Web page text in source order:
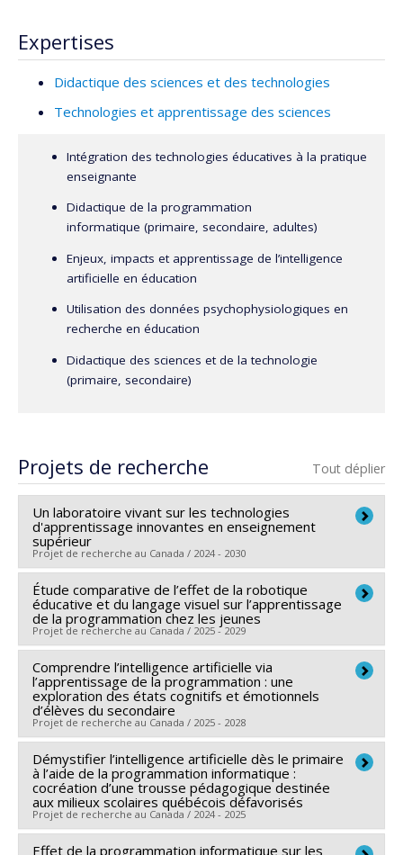
Expertises
Didactique des sciences et des technologies
Technologies et apprentissage des sciences
Intégration des technologies éducatives à la pratique
enseignante
Didactique de la programmation
informatique (primaire, secondaire, adultes)
Enjeux, impacts et apprentissage de l’intelligence
artificielle en éducation
Utilisation des données psychophysiologiques en
recherche en éducation
Didactique des sciences et de la technologie
(primaire, secondaire)
Projets de recherche Tout déplier
Un laboratoire vivant sur les technologies
d'apprentissage innovantes en enseignement
supérieur
Projet de recherche au Canada / 2024 - 2030
Sources de financement :CRSH/Conseil de recherches
en sciences humaines du Canada
Programmes de subvention :PV128152-Subvention
de partenariat
Étude comparative de l’effet de la robotique
éducative et du langage visuel sur l’apprentissage
de la programmation chez les jeunes
Projet de recherche au Canada / 2025 - 2029
Chercheur principal : Hugo G. Lapierre
Sources de financement :FRQSC/Fonds de recherche
du Québec - Société et culture (FQRSC)
Programmes de subvention :PV113813-(NP) Soutien
à la recherche pour la relève professorale
Comprendre l’intelligence artificielle via
l’apprentissage de la programmation : une
exploration des états cognitifs et émotionnels
d’élèves du secondaire
Projet de recherche au Canada / 2025 - 2028
Chercheur principal : Hugo G. Lapierre
Co-chercheurs : Bruno Poellhuber,Normand Roy
Pierre-Majorique Léger
Sources de financement :CRSH/Conseil de recherches
en sciences humaines du Canada
Démystifier l’intelligence artificielle dès le primaire
à l’aide de la programmation informatique :
cocréation d’une trousse pédagogique destinée
aux milieux scolaires québécois défavorisés
Projet de recherche au Canada / 2024 - 2025
Effet de la programmation informatique sur les